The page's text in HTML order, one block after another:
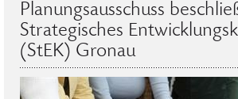
Planungsausschuss
Strategisches
(StEK) Gronau